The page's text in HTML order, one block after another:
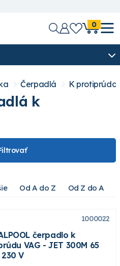
0
Čerpadlá K
k
Od A do Z Od Z do A
1000022
čerpadlo k
VAG - JET 300M 65
V